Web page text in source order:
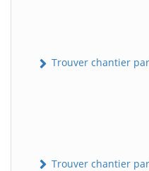
Trouver chantier
Trouver chantier